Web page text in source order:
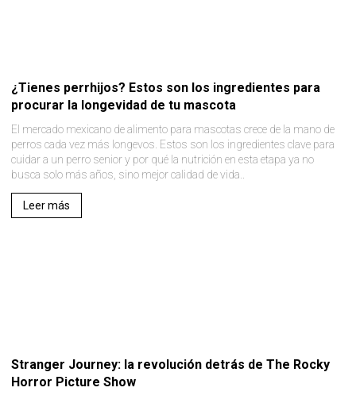
¿Tienes perrhijos? Estos son los ingredientes para
procurar la longevidad de tu mascota
El mercado mexicano de alimento para mascotas crece de la mano de
perros cada vez más longevos. Estos son los ingredientes clave para
cuidar a un perro senior y por qué la nutrición en esta etapa ya no
busca solo más años, sino mejor calidad de vida..
Leer más
Stranger Journey: la revolución detrás de The Rocky
Horror Picture Show